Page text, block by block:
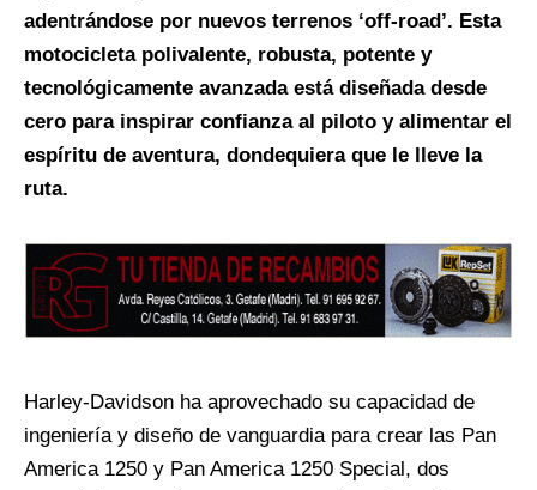
adentrándose por nuevos terrenos ‘off-road’. Esta
motocicleta polivalente, robusta, potente y
tecnológicamente avanzada está diseñada desde
cero para inspirar confianza al piloto y alimentar el
espíritu de aventura, dondequiera que le lleve la
ruta.
Harley-Davidson ha aprovechado su capacidad de
ingeniería y diseño de vanguardia para crear las Pan
America 1250 y Pan America 1250 Special, dos